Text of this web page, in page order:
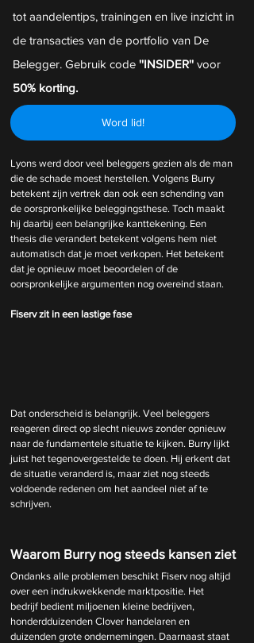
tot aandelentips, trainingen en live inzicht in
de transacties van de portfolio van De
Belegger. Gebruik code ''INSIDER'' voor
50% korting.
Word lid!
Lyons werd door veel beleggers gezien als de man
die de schade moest herstellen. Volgens Burry
betekent zijn vertrek dan ook een schending van
de oorspronkelijke beleggingsthese. Toch maakt
hij daarbij een belangrijke kanttekening. Een
thesis die verandert betekent volgens hem niet
automatisch dat je moet verkopen. Het betekent
dat je opnieuw moet beoordelen of de
oorspronkelijke argumenten nog overeind staan.
Fiserv zit in een lastige fase
Dat onderscheid is belangrijk. Veel beleggers
reageren direct op slecht nieuws zonder opnieuw
naar de fundamentele situatie te kijken. Burry lijkt
juist het tegenovergestelde te doen. Hij erkent dat
de situatie veranderd is, maar ziet nog steeds
voldoende redenen om het aandeel niet af te
schrijven.
Waarom Burry nog steeds kansen ziet
Ondanks alle problemen beschikt Fiserv nog altijd
over een indrukwekkende marktpositie. Het
bedrijf bedient miljoenen kleine bedrijven,
honderdduizenden Clover handelaren en
duizenden grote ondernemingen. Daarnaast staat